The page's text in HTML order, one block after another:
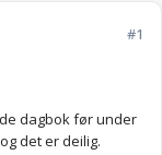
#1
dagbok før under
det er deilig.